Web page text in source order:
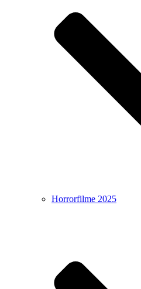
Horrorfilme 2025